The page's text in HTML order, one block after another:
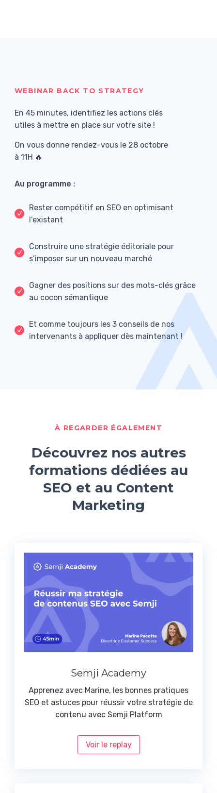
WEBINAR BACK TO STRATEGY
En 45 minutes, identifiez les actions clés
utiles à mettre en place sur votre site !
On vous donne rendez-vous le 28 octobre
à 11H 🔥
Au programme :
Rester compétitif en SEO en optimisant
l’existant
Construire une stratégie éditoriale pour
s’imposer sur un nouveau marché
Gagner des positions sur des mots-clés grâce
au cocon sémantique
Et comme toujours les 3 conseils de nos
intervenants à appliquer dès maintenant !
À REGARDER ÉGALEMENT
Découvrez nos autres
formations dédiées au
SEO et au Content
Marketing
Semji Academy
Apprenez avec Marine, les bonnes pratiques
SEO et astuces pour réussir votre stratégie de
contenu avec Semji Platform
Voir le replay